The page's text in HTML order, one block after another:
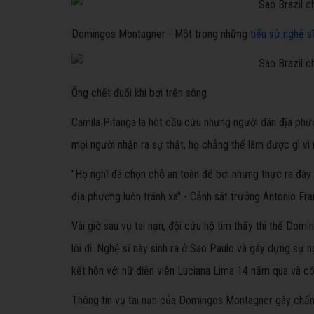
Domingos Montagner - Một trong những tiểu sử nghệ sĩ
Ông chết đuối khi bơi trên sông
Camila Pitanga la hét cầu cứu nhưng người dân địa
mọi người nhận ra sự thật, họ chẳng thể làm được gì vì
"Họ nghĩ đã chọn chỗ an toàn để bơi nhưng thực ra
địa phương luôn tránh xa" - Cảnh sát trưởng Antonio
Vài giờ sau vụ tai nạn, đội cứu hộ tìm thấy thi thể
lôi đi. Nghệ sĩ này sinh ra ở Sao Paulo và gây dựng sự
kết hôn với nữ diễn viên Luciana Lima 14 năm qua và
Thông tin vụ tai nạn của Domingos Montagner gây